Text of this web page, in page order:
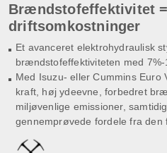
Brændstofeffektivitet
driftsomkostninger
Et avanceret elektrohydraulisk
brændstofeffektiviteten med 7%-
Med Isuzu- eller Cummins Euro
kraft, høj ydeevne, forbedret
miljøvenlige emissioner,
gennemprøvede fordele fra den